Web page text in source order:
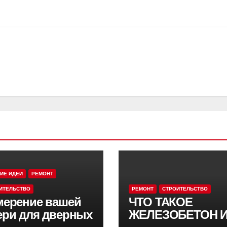
ИДЕИ РЕМОНТ
вашей
для дверных
РЕМОНТ СТРОИТЕЛЬСТВО
ЧТО ТАКОЕ
ЖЕЛЕЗОБЕТОН